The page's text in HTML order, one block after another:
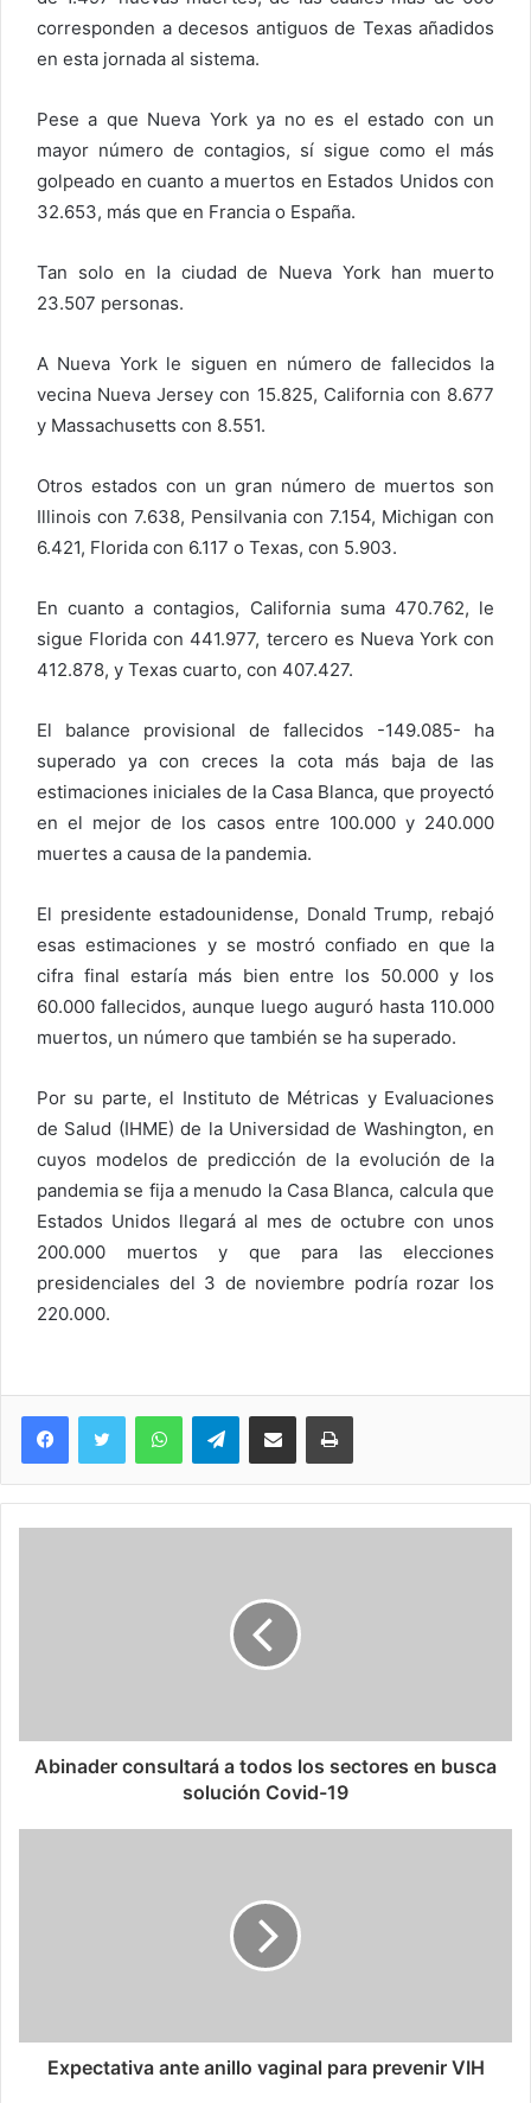
corresponden a decesos antiguos de Texas añadidos
en esta jornada al sistema.
Pese a que Nueva York ya no es el estado con un
mayor número de contagios, sí sigue como el más
golpeado en cuanto a muertos en Estados Unidos con
32.653, más que en Francia o España.
Tan solo en la ciudad de Nueva York han muerto
23.507 personas.
A Nueva York le siguen en número de fallecidos la
vecina Nueva Jersey con 15.825, California con 8.677
y Massachusetts con 8.551.
Otros estados con un gran número de muertos son
Illinois con 7.638, Pensilvania con 7.154, Michigan con
6.421, Florida con 6.117 o Texas, con 5.903.
En cuanto a contagios, California suma 470.762, le
sigue Florida con 441.977, tercero es Nueva York con
412.878, y Texas cuarto, con 407.427.
El balance provisional de fallecidos -149.085- ha
superado ya con creces la cota más baja de las
estimaciones iniciales de la Casa Blanca, que proyectó
en el mejor de los casos entre 100.000 y 240.000
muertes a causa de la pandemia.
El presidente estadounidense, Donald Trump, rebajó
esas estimaciones y se mostró confiado en que la
cifra final estaría más bien entre los 50.000 y los
60.000 fallecidos, aunque luego auguró hasta 110.000
muertos, un número que también se ha superado.
Por su parte, el Instituto de Métricas y Evaluaciones
de Salud (IHME) de la Universidad de Washington, en
cuyos modelos de predicción de la evolución de la
pandemia se fija a menudo la Casa Blanca, calcula que
Estados Unidos llegará al mes de octubre con unos
200.000 muertos y que para las elecciones
presidenciales del 3 de noviembre podría rozar los
220.000.
WhatsAppTelegramCompartir via Email Imprimi
Abinader consultará a todos los sectores en busca
solución Covid-19
Expectativa ante anillo vaginal para prevenir VIH